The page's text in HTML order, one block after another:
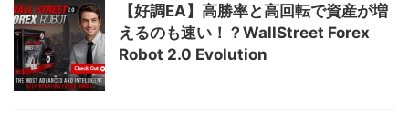
【好調EA】高勝率と高回転で資産が増
えるのも速い！？WallStreet Forex
Robot 2.0 Evolution